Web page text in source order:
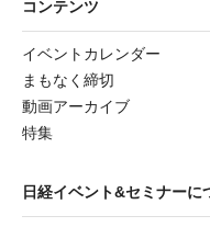
コンテンツ
イベントカレンダー
まもなく締切
動画アーカイブ
特集
日経イベント&セミナーに